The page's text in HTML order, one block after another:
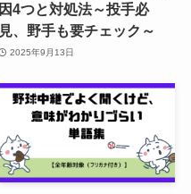
因4つと対処法～投手必
見、野手も要チェック～
2025年9月13日